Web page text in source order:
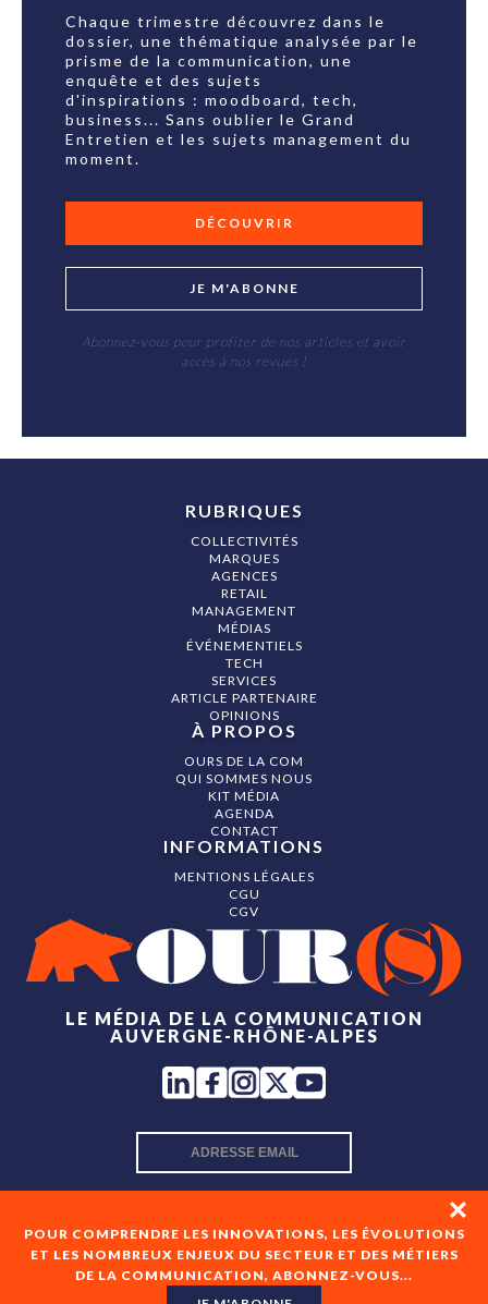
Chaque trimestre découvrez dans le
dossier, une thématique analysée par le
prisme de la communication, une
enquête et des sujets
d'inspirations : moodboard, tech,
business... Sans oublier le Grand
Entretien et les sujets management du
moment.
DÉCOUVRIR
JE M'ABONNE
Abonnez-vous pour profiter de nos articles et avoir
accès à nos revues !
POUR COMPRENDRE LES INNOVATIONS, LES ÉVOLUTIONS
ET LES NOMBREUX ENJEUX DU SECTEUR ET DES MÉTIERS
DE LA COMMUNICATION, ABONNEZ-VOUS...
LE MÉDIA DE LA COMMUNICATION
AUVERGNE-RHÔNE-ALPES
En cochant cette case, je consens à recevoir les newsletters
RUBRIQUES
COLLECTIVITÉS
MARQUES
AGENCES
RETAIL
MANAGEMENT
MÉDIAS
ÉVÉNEMENTIELS
TECH
SERVICES
ARTICLE PARTENAIRE
OPINIONS
À PROPOS
OURS DE LA COM
QUI SOMMES NOUS
KIT MÉDIA
AGENDA
CONTACT
INFORMATIONS
MENTIONS LÉGALES
CGU
CGV